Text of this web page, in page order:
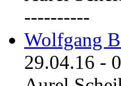
----------
Wolfgang
29.04.16 -